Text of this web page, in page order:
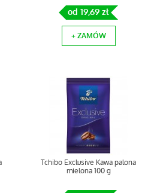
od 19,69 zł
+ ZAMÓW
Tchibo Exclusive Kawa palona
mielona 100 g